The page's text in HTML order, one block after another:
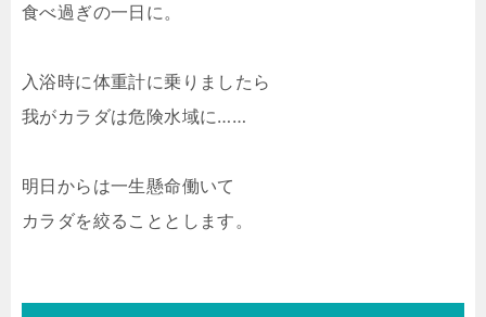
食べ過ぎの一日に。
入浴時に体重計に乗りましたら
我がカラダは危険水域に……
明日からは一生懸命働いて
カラダを絞ることとします。